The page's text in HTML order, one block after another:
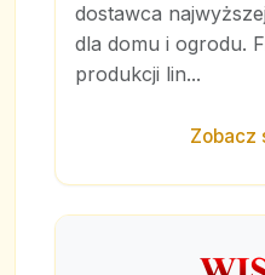
dostawca
dla domu i ogrodu.
produkcji lin...
Zobacz